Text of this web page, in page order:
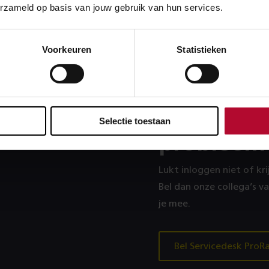
op basis van jouw gebruik van hun services.
Voorkeuren Statistieken
Selectie toestaan
24 uur.
Heb je
Lukt inloggen niet of
Bel dan onze collega’s
je mee.
Bel Servicedesk